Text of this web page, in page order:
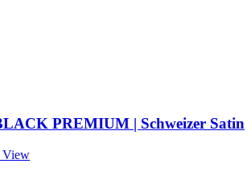
PREMIUM | Schweizer Satin
View